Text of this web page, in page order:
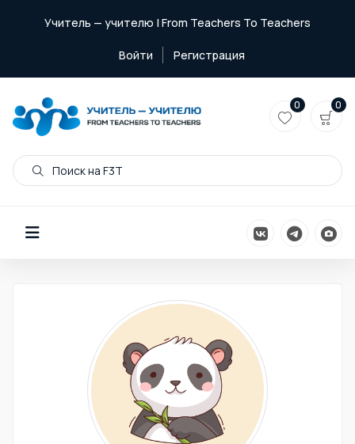
Учитель — учителю | From Teachers To Teachers
Войти Регистрация
Поиск на F3T
0 0